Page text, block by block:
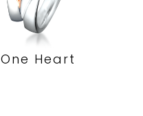
One Heart